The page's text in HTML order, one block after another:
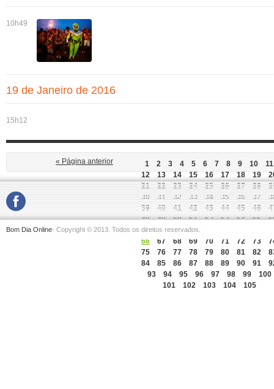
10h49
19 de Janeiro de 2016
15h12
« Página anterior 1 2 3 4 5 6 7 8 9 10
11
12
13 14 15 16 17 18 19
21
22 23 24 25 26 27 28
30
31 32 33 34 35 36 37
39
40 41 42 43 44 45 46
48
49 50 51 52 53 54 55
57
58 59 60
66
67 68 69 70 71 72 73
75
76 77 78 79 80 81 82
84
85 86 87 88 89 90 91
93
94 95 96 97 98 99
100
101
102 103 104 105
Bom Dia Online- Copyright © 2013. Todos os direitos reservados.